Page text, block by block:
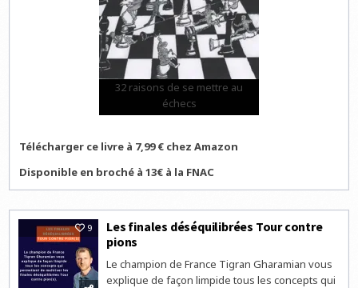
32 raisons de se mettre au
échecs
Télécharger ce livre à 7,99 € chez Amazon
Disponible en broché à 13€ à la FNAC
9
Les finales déséquilibrées Tour contre
pions
Le champion de France Tigran Gharamian vous
explique de façon limpide tous les concepts qui